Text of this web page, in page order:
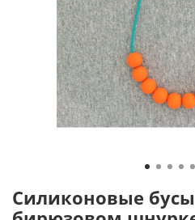
Силиконовые